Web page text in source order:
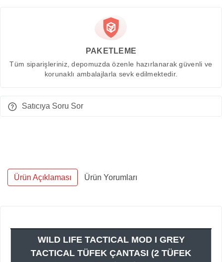
PAKETLEME
Tüm siparişleriniz, depomuzda özenle hazırlanarak güvenli ve
korunaklı ambalajlarla sevk edilmektedir.
Satıcıya Soru Sor
Ürün Açıklaması Ürün Yorumları
WILD LIFE TACTICAL MOD I GREY
TACTICAL TÜFEK ÇANTASI (2 TÜFEK